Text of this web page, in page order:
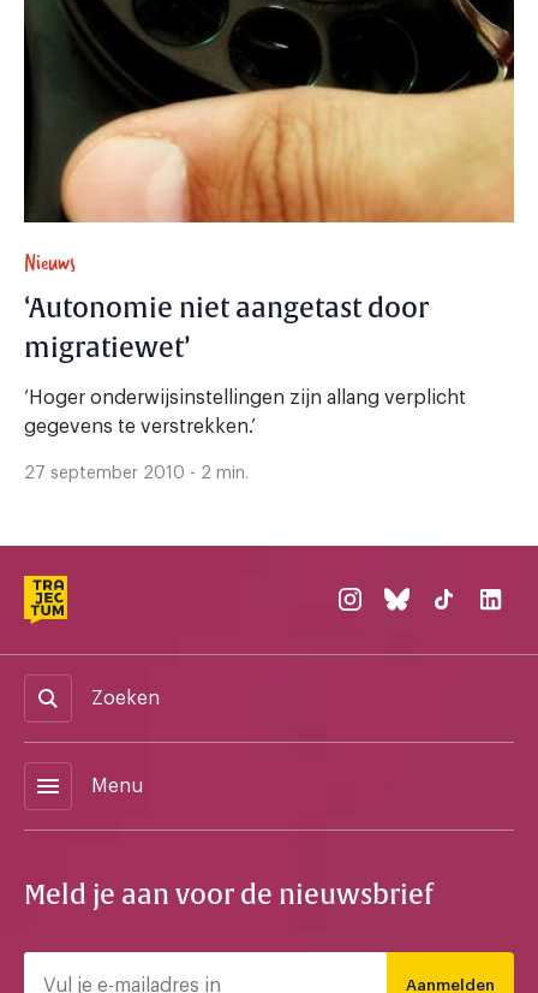
Nieuws
‘Autonomie niet aangetast door
migratiewet’
‘Hoger onderwijsinstellingen zijn allang verplicht
gegevens te verstrekken.’
27 september 2010 - 2 min.
Zoeken
menu Menu
Meld je aan voor de nieuwsbrief
Aanmelden